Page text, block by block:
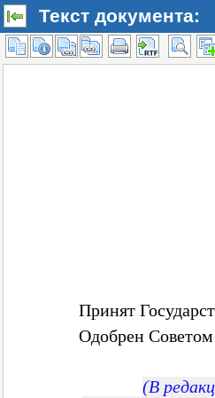
Текст документа: